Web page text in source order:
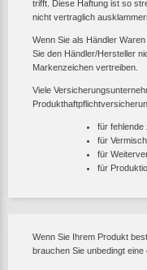
trifft. Diese Haftung ist so
nicht vertraglich
Wenn Sie als Händler
Sie den Händler/Hersteller
Markenzeichen vertreiben.
Viele
für fehlende
für
für
für
Wenn Sie Ihrem Produkt
brauchen Sie unbedingt eine